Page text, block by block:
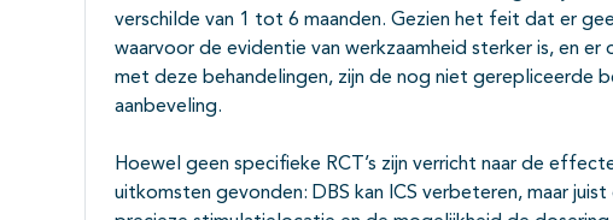
verschilde van 1 tot 6 maanden. Gezien het feit dat er
waarvoor de evidentie van werkzaamheid sterker is, en
met deze behandelingen, zijn de nog niet gerepliceerde
aanbeveling.
Hoewel geen specifieke RCT’s zijn verricht naar de
uitkomsten gevonden: DBS kan ICS verbeteren, maar